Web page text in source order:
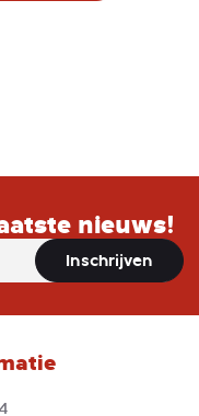
nieuws!
Inschrijven